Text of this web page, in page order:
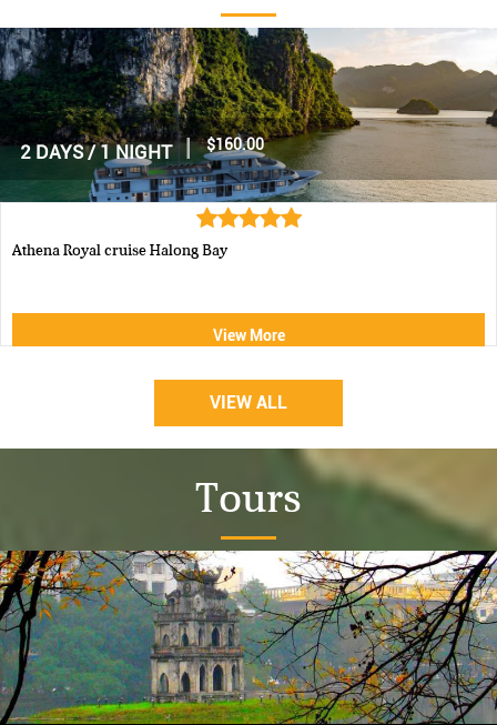
1 DAY | $70.00
Luxury Halong Sen Day Cruise
View More
VIEW ALL
Tours